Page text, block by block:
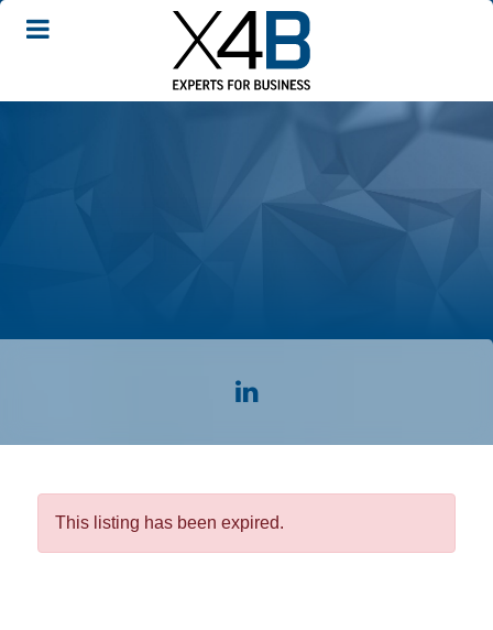
This listing has been expired.